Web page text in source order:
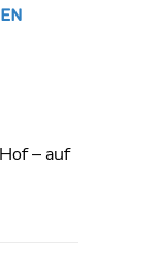
– auf